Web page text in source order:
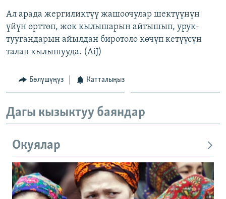
Ал арада жергиликтүү жашоочулар шектүүнүн
үйүн өрттөп, жок кылышарын айтышып, урук-
туугандарын айылдан биротоло көчүп кетүүсүн
талап кылышууда. (AiJ)
Бөлүшүңүз Катталыңыз
Дагы кызыктуу баяндар
Окуялар